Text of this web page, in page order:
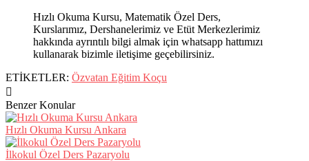
Hızlı Okuma Kursu, Matematik Özel Ders,
Kurslarımız, Dershanelerimiz ve Etüt Merkezlerimiz
hakkında ayrıntılı bilgi almak için whatsapp hattımızı
kullanarak bizimle iletişime geçebilirsiniz.
ETİKETLER: Özvatan Eğitim Koçu
Benzer Konular
Hızlı Okuma Kursu Ankara
İlkokul Özel Ders Pazaryolu